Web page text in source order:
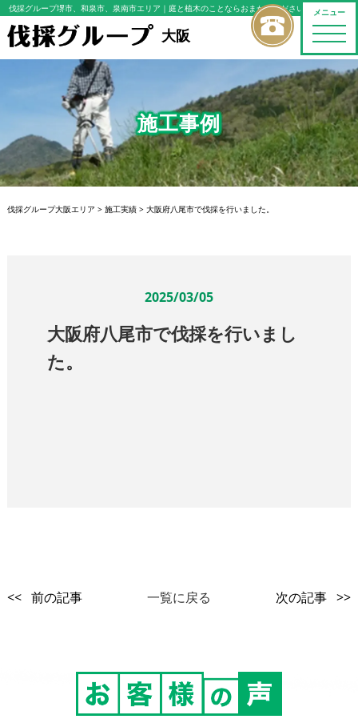
メニュー
toggle
伐採グループ堺市、和泉市、泉南市エリア ｜庭と植木のことならおまかせください
大阪
施工事例
伐採グループ大阪エリア > 施工実績> 大阪府八尾市で伐採を行いました。
2025/03/05
大阪府八尾市で伐採を行いまし
た。
<< 前の記事 一覧に戻る 次の記事 >>